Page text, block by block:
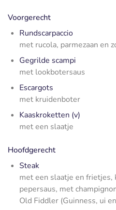
Voorgerecht
Rundscarpaccio
met rucola, parmezaan en
Gegrilde scampi
met lookbotersaus
Escargots
met kruidenboter
Kaaskroketten (v)
met een slaatje
Hoofdgerecht
Steak
met een slaatje en frietjes,
pepersaus, met
Old Fiddler (Guinness, ui